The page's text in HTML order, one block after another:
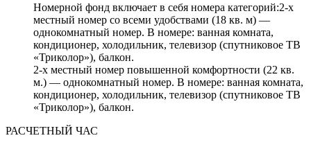
Номерной фонд включает в себя номера категорий:2-х
местный номер со всеми удобствами (18 кв. м) —
однокомнатный номер. В номере: ванная комната,
кондиционер, холодильник, телевизор (спутниковое ТВ
«Триколор»), балкон.
2-х местный номер повышенной комфортности (22 кв.
м.) — однокомнатный номер. В номере: ванная комната,
кондиционер, холодильник, телевизор (спутниковое ТВ
«Триколор»), балкон.
РАСЧЕТНЫЙ ЧАС